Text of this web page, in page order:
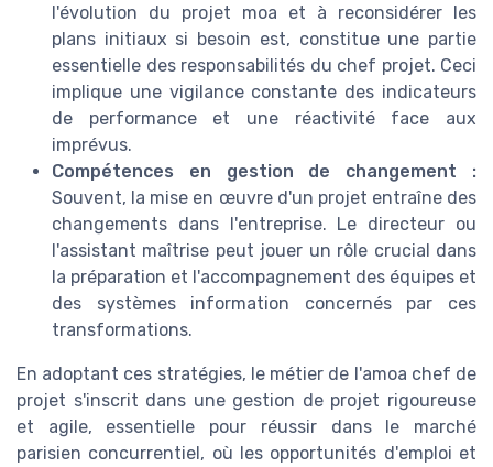
l'évolution du projet moa et à reconsidérer les
plans initiaux si besoin est, constitue une partie
essentielle des responsabilités du chef projet. Ceci
implique une vigilance constante des indicateurs
de performance et une réactivité face aux
imprévus.
Compétences en gestion de changement :
Souvent, la mise en œuvre d'un projet entraîne des
changements dans l'entreprise. Le directeur ou
l'assistant maîtrise peut jouer un rôle crucial dans
la préparation et l'accompagnement des équipes et
des systèmes information concernés par ces
transformations.
En adoptant ces stratégies, le métier de l'amoa chef de
projet s'inscrit dans une gestion de projet rigoureuse
et agile, essentielle pour réussir dans le marché
parisien concurrentiel, où les opportunités d'emploi et